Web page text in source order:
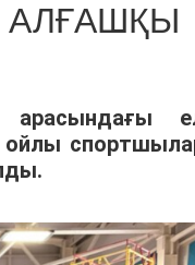
АЛҒАШҚЫ
арасындағы
ойлы